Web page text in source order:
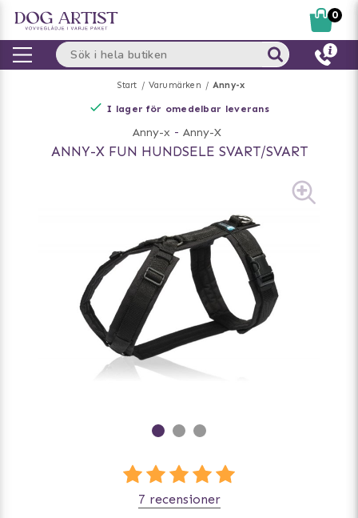
Start Varumärken Anny-x
I lager för omedelbar leverans
Anny-x - Anny-X
ANNY-X FUN HUNDSELE SVART/SVART
7 recensioner
0